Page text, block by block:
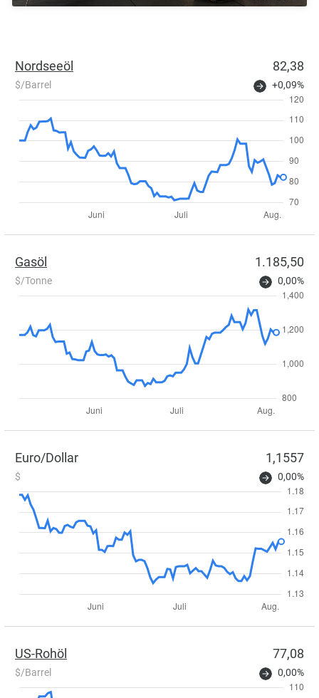
Nordseeöl 82,38
$/Barrel +0,09%
Gasöl 1.185,50
$/Tonne 0,00%
Euro/Dollar 1,1557
$ 0,00%
US-Rohöl 77,08
$/Barrel 0,00%